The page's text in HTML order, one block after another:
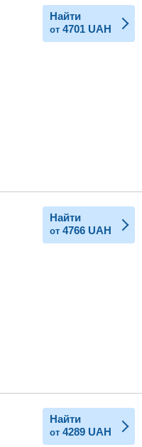
Найти
от 4701 UAH
Найти
от 4766 UAH
Найти
от 4289 UAH